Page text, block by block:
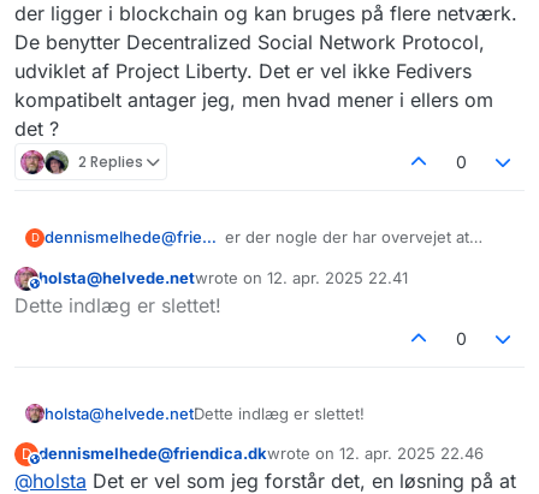
der ligger i blockchain og kan bruges på flere netværk.
De benytter Decentralized Social Network Protocol,
udviklet af Project Liberty. Det er vel ikke Fedivers
kompatibelt antager jeg, men hvad mener i ellers om
det ?
2 Replies 0
D dennismelhede@friendica.dk er der nogle der har overvejet at
Socialt netværk fra 2012 og de er
med unikke user profiler der ligger i
blockchain og kan bruges på flere
Project Liberty. Det er vel ikke
Fedivers kompatibelt antager jeg, men
hvad mener i ellers om det ?
This user is from outside of this forum
holsta@helvede.netwrote on 12. apr. 2025 22.41
sidst redigeret af
Dette indlæg er slettet!
0
holsta@helvede.netDette indlæg er slettet!
DThis user is from outside of this forum
dennismelhede@friendica.dkwrote on 12. apr. 2025 22.46
sidst redigeret af
@holsta Det er vel som jeg forstår det, en løsning på at